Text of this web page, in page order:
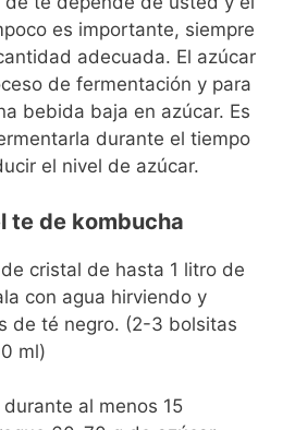
es importante, siempre
adecuada. El azúcar
de fermentación y para
bebida baja en azúcar. Es
durante el tiempo
el nivel de azúcar.
te de kombucha
cristal de hasta 1 litro de
con agua hirviendo y
de té negro. (2-3 bolsitas
ml)
al menos 15